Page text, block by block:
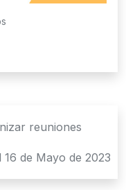
reuniones
16 de Mayo de 2023